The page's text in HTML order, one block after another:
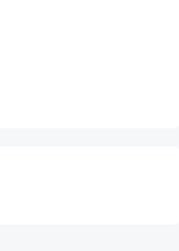
pour le moment.)